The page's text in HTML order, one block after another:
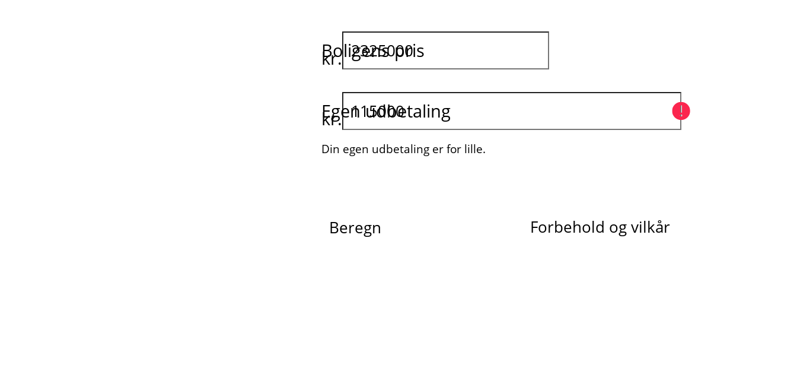
Boligens pris
kr.
Egen udbetaling
kr.
Din egen udbetaling er for lille.
Beregn Forbehold og vilkår